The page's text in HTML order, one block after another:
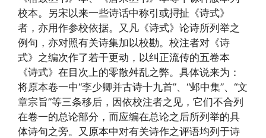
校本。另宋以来一些诗话中称引或挦扯《诗式》
者，亦用作参校依据。又凡《诗式》论诗所列举之
例句，亦对照有关诗集加以校勘。校注者对《诗
式》之编次作了若干更动，以纠正流传的五卷本
《诗式》在目次上的零散舛乱之弊。具体说来为：
将原本卷一中“李少卿并古诗十九首”、“邺中集”、“文
章宗旨”等三条移后，因依校注者之见，它们不合列
在卷一的总论部分，而应编在总论之后所列举的具
体诗句之旁。又原本中对有关诗作之评语均列于诗